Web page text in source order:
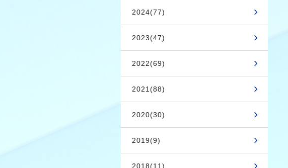
2024(77)
2023(47)
2022(69)
2021(88)
2020(30)
2019(9)
2018(11)